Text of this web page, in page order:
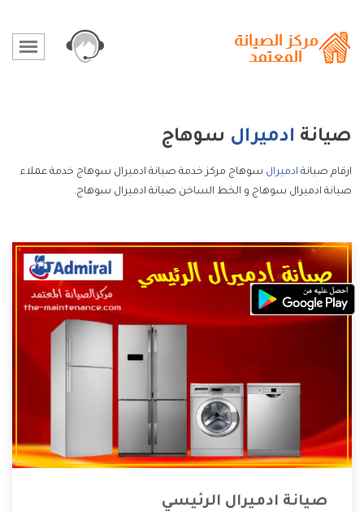
صيانة ادميرال سوهاج
ارقام صيانة ادميرال سوهاج مركز خدمة صيانة ادميرال سوهاج خدمة عملاء
صيانة ادميرال سوهاج و الخط الساخن صيانة ادميرال سوهاج.
صيانة ادميرال الرئيسي